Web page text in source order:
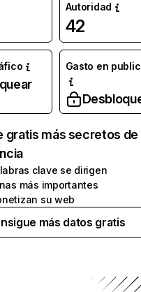
Autoridad
42
Gasto en
gratis más secretos de
clave se dirigen
más importantes
su web
más datos gratis